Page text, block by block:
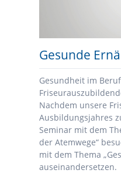
Gesunde
Gesundheit im
Nachdem unsere
Ausbildungsjahres
Seminar mit dem
der Atemwege“
mit dem Thema
auseinandersetzen.